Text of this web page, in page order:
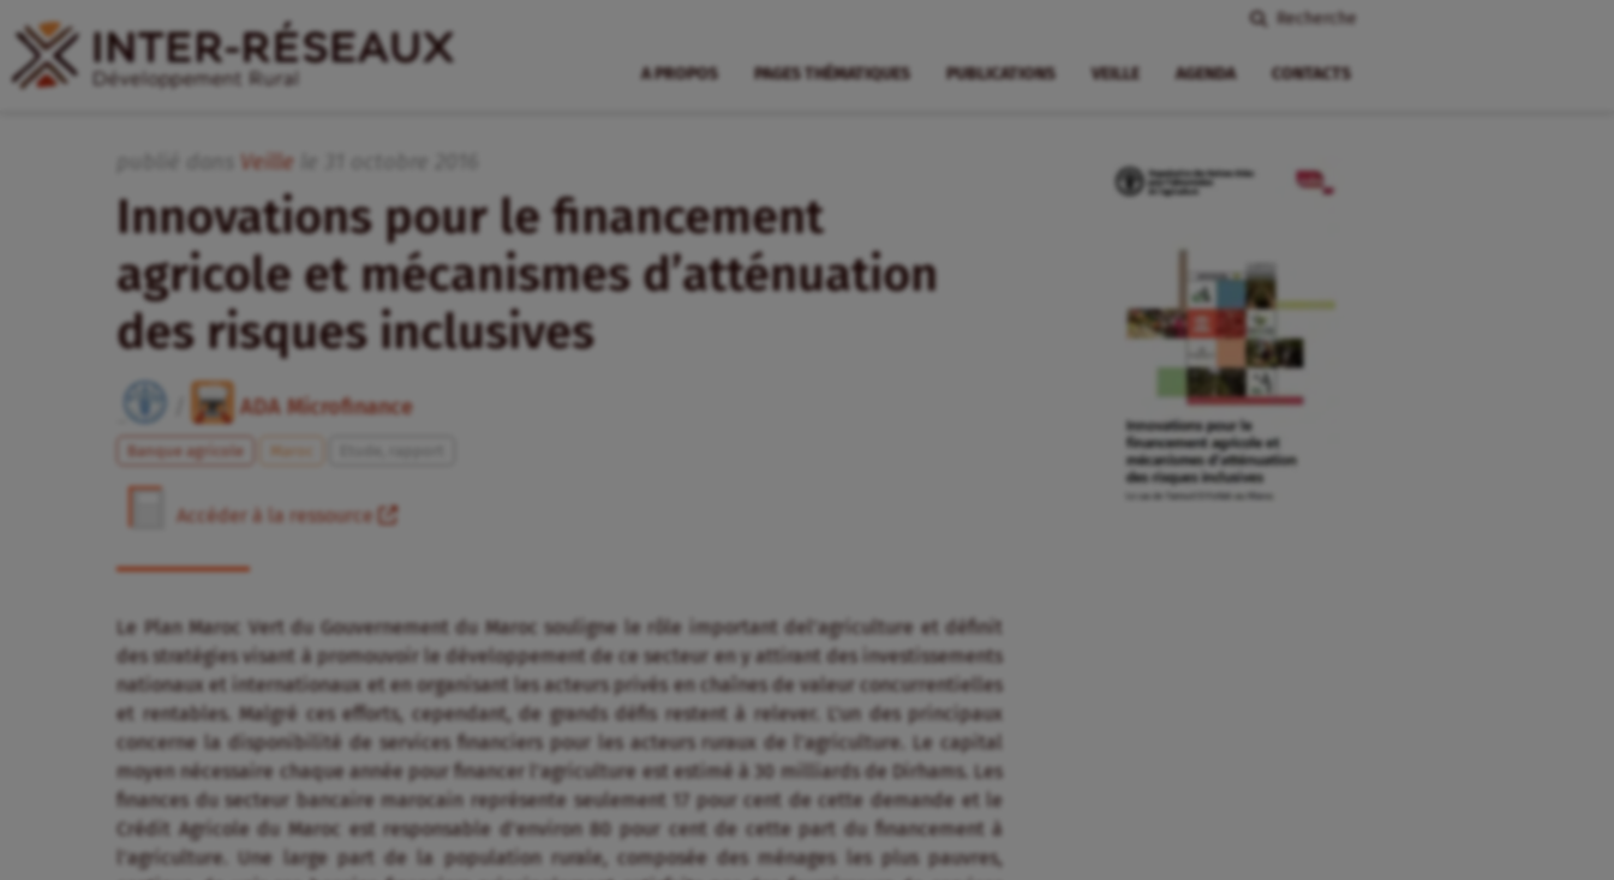
Recherche
A PROPOS PAGES THÉMATIQUES PUBLICATIONS VEILLE AGENDA CONTACTS
Veille
Innovations pour le financement
agricole et mécanismes d’atténuation
des risques inclusives
ADA Microfinance
Banque agricole Maroc
Accéder à la ressource
Le Plan Maroc Vert du Gouvernement du Maroc souligne le rôle important del’agriculture et définit
des stratégies visant à promouvoir le développement de ce secteur en y attirant des investissements
nationaux et internationaux et en organisant les acteurs privés en chaînes de valeur concurrentielles
et rentables. Malgré ces efforts, cependant, de grands défis restent à relever. L’un des principaux
concerne la disponibilité de services financiers pour les acteurs ruraux de l’agriculture. Le capital
moyen nécessaire chaque année pour financer l’agriculture est estimé à 30 milliards de Dirhams. Les
finances du secteur bancaire marocain représente seulement 17 pour cent de cette demande et le
Crédit Agricole du Maroc est responsable d’environ 80 pour cent de cette part du financement à
l’agriculture. Une large part de la population rurale, composée des ménages les plus pauvres,